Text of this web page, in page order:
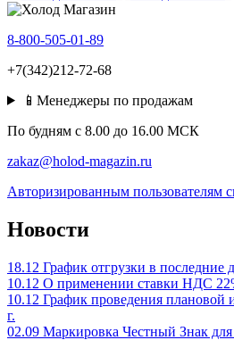
8-800-505-01-89
+7(342)212-72-68
📱Менеджеры по продажам
По будням c 8.00 до 16.00 МСК
zakaz@holod-magazin.ru
Авторизированным пользователям
Новости
18.12 График отгрузки в последние
10.12 О применении ставки НДС
10.12 График проведения плановой
г.
02.09 Маркировка Честный Знак